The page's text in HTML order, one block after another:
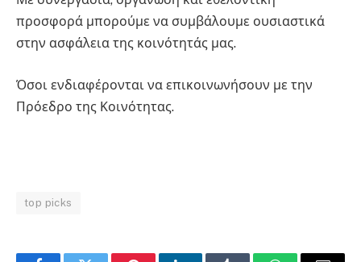
προσφορά μπορούμε να συμβάλουμε ουσιαστικά
στην ασφάλεια της κοινότητάς μας.
Όσοι ενδιαφέρονται να επικοινωνήσουν με την
Πρόεδρο της Κοινότητας.
top picks